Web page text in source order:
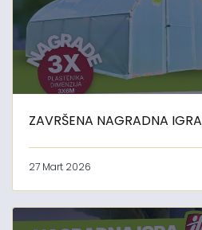
ZAVRŠENA NAGRADNA IGRA
27 Mart 2026